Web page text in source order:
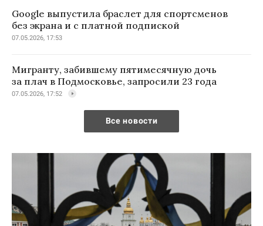
Google выпустила браслет для спортсменов
без экрана и с платной подпиской
07.05.2026, 17:53
Мигранту, забившему пятимесячную дочь
за плач в Подмосковье, запросили 23 года
07.05.2026, 17:52
Все новости